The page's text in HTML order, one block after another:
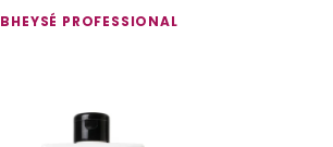
BHEYSÉ PROFESSIONAL